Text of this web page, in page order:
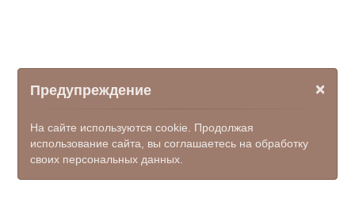
×
Предупреждение
На сайте используются cookie. Продолжая
использование сайта, вы соглашаетесь на обработку
своих персональных данных.